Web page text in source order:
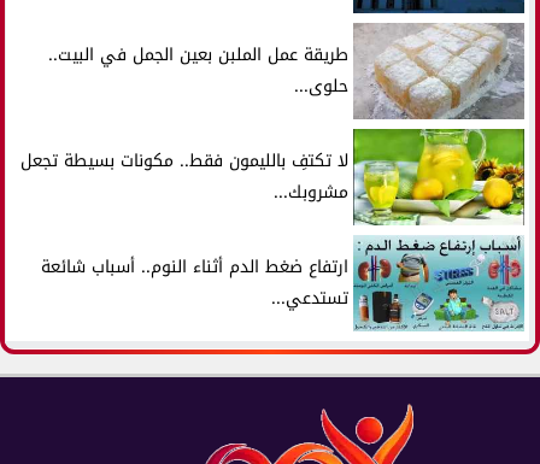
طريقة عمل الملبن بعين الجمل في البيت..
حلوى...
لا تكتفِ بالليمون فقط.. مكونات بسيطة تجعل
مشروبك...
ارتفاع ضغط الدم أثناء النوم.. أسباب شائعة
تستدعي...